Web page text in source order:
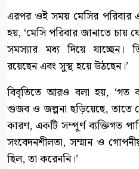
এরপর ওই সময় মেসির পরিবার
হয়, ‘মেসি পরিবার জানাতে চায়
সমস্যার মধ্য দিয়ে যাচ্ছেন।
রয়েছেন এবং সুস্থ হয়ে উঠছেন।’
বিবৃতিতে আরও বলা হয়, ‘গত
গুজব ও জল্পনা ছড়িয়েছে, তাতে
কারণ, একটি সম্পূর্ণ ব্যক্তিগত
সংবেদনশীলতা, সম্মান ও
ছিল, তা করেননি।’